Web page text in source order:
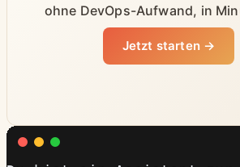
ohne DevOps-Aufwand, in
Jetzt starten →